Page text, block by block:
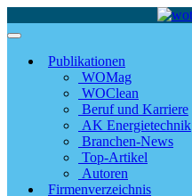
Publikationen
WOMag
WOClean
Beruf und Karriere
AK Energietechnik
Branchen-News
Top-Artikel
Autoren
Firmenverzeichnis